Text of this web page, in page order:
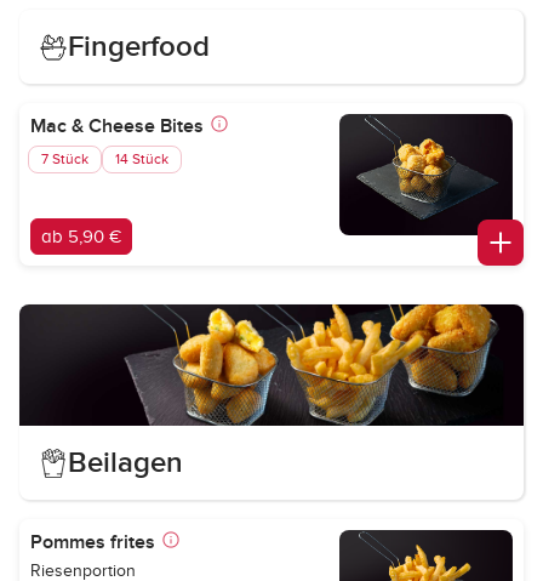
Fingerfood
Mac & Cheese Bites
7 Stück 14 Stück
ab 5,90 €
Beilagen
Pommes frites
Riesenportion